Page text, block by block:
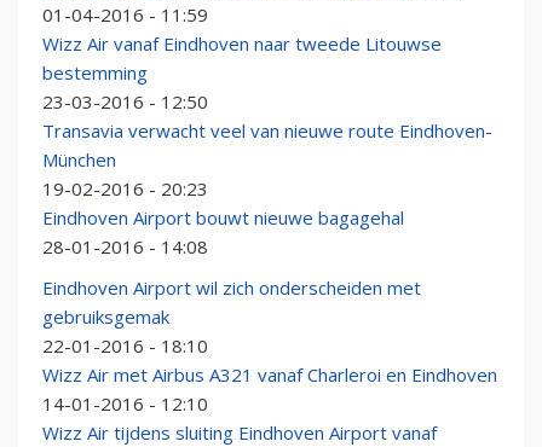
01-04-2016 - 11:59
Wizz Air vanaf Eindhoven naar tweede Litouwse
bestemming
23-03-2016 - 12:50
Transavia verwacht veel van nieuwe route Eindhoven-
München
19-02-2016 - 20:23
Eindhoven Airport bouwt nieuwe bagagehal
28-01-2016 - 14:08
Eindhoven Airport wil zich onderscheiden met
gebruiksgemak
22-01-2016 - 18:10
Wizz Air met Airbus A321 vanaf Charleroi en Eindhoven
14-01-2016 - 12:10
Wizz Air tijdens sluiting Eindhoven Airport vanaf